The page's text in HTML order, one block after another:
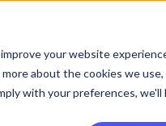
your website
about the cookies we use,
with your preferences,
ServiciosShow